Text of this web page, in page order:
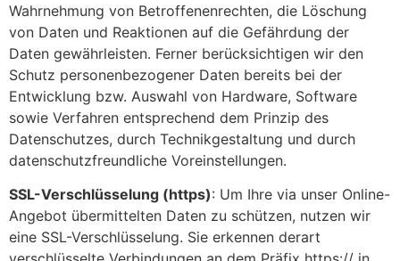
Wahrnehmung von Betroffenenrechten, die Löschung
von Daten und Reaktionen auf die Gefährdung der
Daten gewährleisten. Ferner berücksichtigen wir den
Schutz personenbezogener Daten bereits bei der
Entwicklung bzw. Auswahl von Hardware, Software
sowie Verfahren entsprechend dem Prinzip des
Datenschutzes, durch Technikgestaltung und durch
datenschutzfreundliche Voreinstellungen.
SSL-Verschlüsselung (https): Um Ihre via unser Online-
Angebot übermittelten Daten zu schützen, nutzen wir
eine SSL-Verschlüsselung. Sie erkennen derart